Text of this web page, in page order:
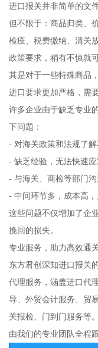
进口报关并非简单的文
但不限于：商品归类、
检疫、税费缴纳、清关
政策要求，稍有不慎就
其是对于一些特殊商品
进口要求更加严格，需
许多企业由于缺乏专业
下问题：
- 对海关政策和法规了
- 缺乏经验，无法快速应
- 与海关、商检等部门
- 中间环节多，成本高，
这些问题不仅增加了企
挽回的损失。
专业服务，助力高效通
东方君创深知进口报关
代理服务，涵盖进口代
导、外贸会计服务、贸
关报检、门到门服务等
由我们的专业团队全程